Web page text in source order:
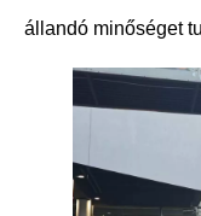
állandó minőséget